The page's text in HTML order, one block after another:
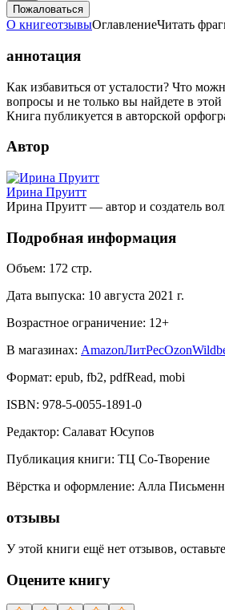
Пожаловаться
О книгеотзывыОглавлениеЧитать
аннотация
Как избавиться от усталости? Что
вопросы и не только вы найдете в этой
Книга публикуется в авторской
Автор
Ирина Пруитт
Ирина Пруитт — автор и создатель
Подробная информация
Объем: 172 стр.
Дата выпуска: 10 августа 2021 г.
Возрастное ограничение: 12+
В магазинах: AmazonЛитРесOzon
Формат: epub, fb2, pdfRead, mobi
ISBN: 978-5-0055-1891-0
Редактор: Салават Юсупов
Публикация книги: ТЦ Со-Творение
Вёрстка и оформление: Алла
отзывы
У этой книги ещё нет отзывов,
Оцените книгу